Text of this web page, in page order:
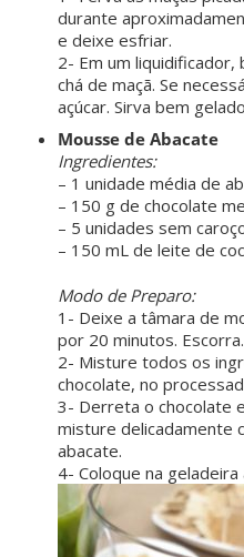
durante
e deixe esfriar.
2- Em um
chá de maçã. Se
açúcar. Sirva bem geladoㅤㅤ ㅤㅤ ㅤㅤ
Mousse de Abacate
Ingredientes:
– 1 unidade média de
– 150 g de chocolate
– 5 unidades sem
– 150 mL de leite de
Modo de Preparo:
1- Deixe a tâmara de
por 20 minutos. Escorra.
2- Misture todos os
chocolate, no
3- Derreta o chocolate
misture delicadamente
abacate.
4- Coloque na